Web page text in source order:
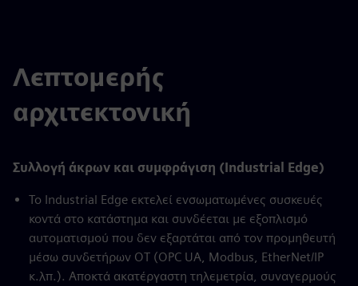
Λεπτομερής
αρχιτεκτονική
Συλλογή άκρων και συμφράγιση (Industrial Edge)
Το Industrial Edge εκτελεί ενσωματωμένες συσκευές
κοντά στο κατάστημα και συνδέεται με εξοπλισμό
αυτοματισμού που δεν εξαρτάται από τον προμηθευτή
μέσω συνδετήρων OT (OPC UA, Modbus, EtherNet/IP
κ.λπ.). Αποκτά ακατέργαστη τηλεμετρία, συναγερμούς